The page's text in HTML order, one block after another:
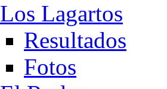
Los Lagartos
Resultados
Fotos